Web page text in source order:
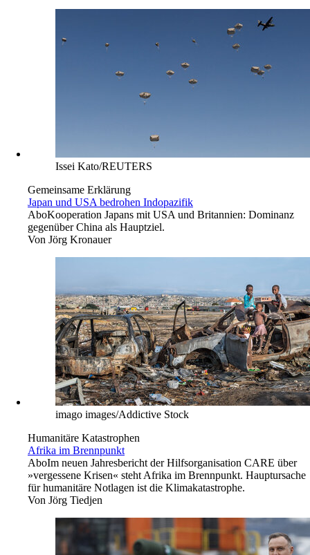
Issei Kato/REUTERS
Gemeinsame Erklärung
Japan und USA bedrohen Indopazifik
AboKooperation Japans mit USA und Britannien: Dominanz
gegenüber China als Hauptziel.
Von Jörg Kronauer
imago images/Addictive Stock
Humanitäre Katastrophen
Afrika im Brennpunkt
AboIm neuen Jahresbericht der Hilfsorganisation CARE über
»vergessene Krisen« steht Afrika im Brennpunkt. Hauptursache
für humanitäre Notlagen ist die Klimakatastrophe.
Von Jörg Tiedjen